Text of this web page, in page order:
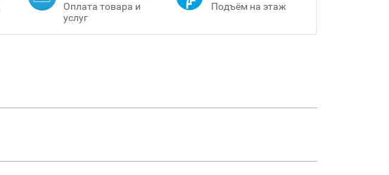
Оплата товара и
услуг
Подъём на этаж